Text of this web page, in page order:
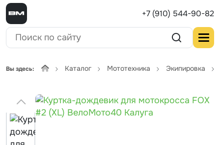
+7 (910) 544-90-82
Вы здесь: Каталог Мототехника Экипировка